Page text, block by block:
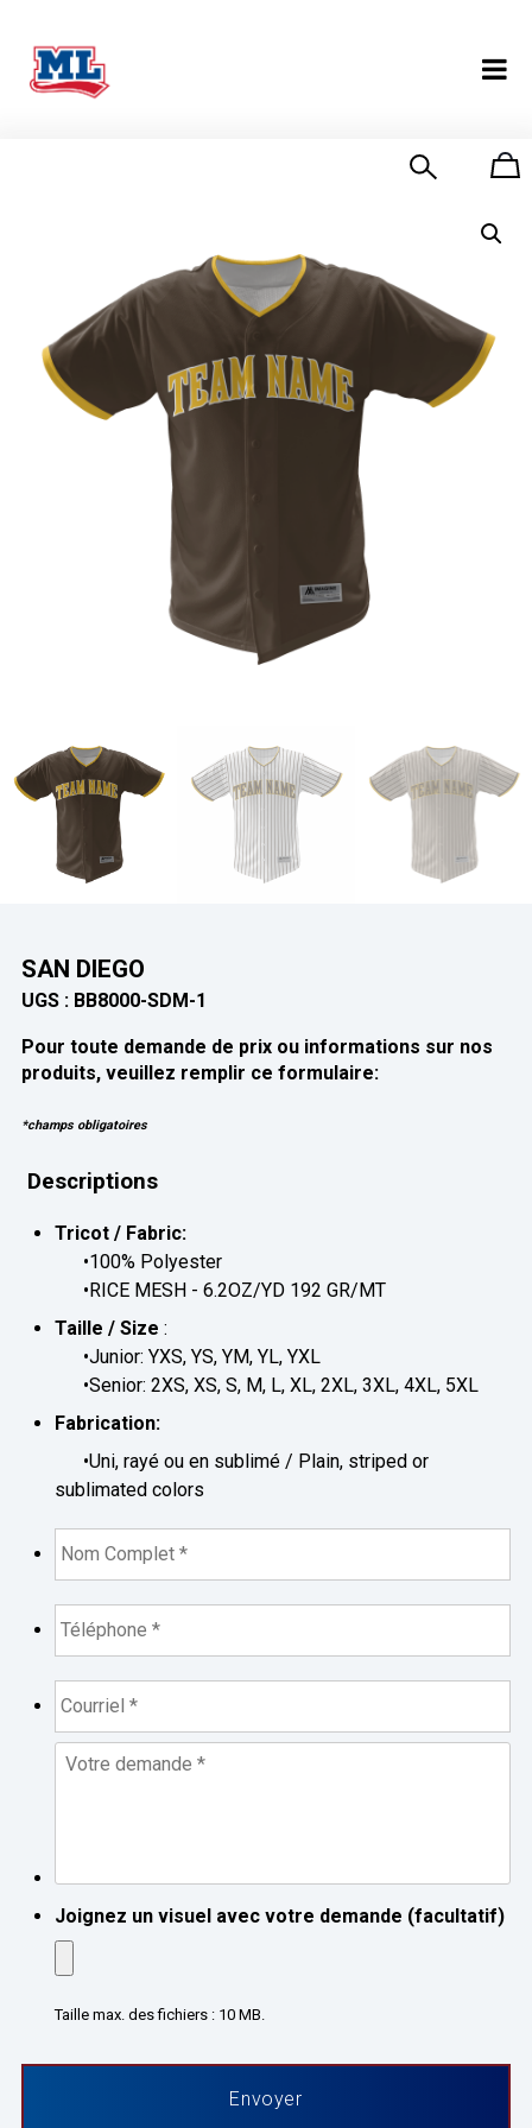
SAN DIEGO
UGS : BB8000-SDM-1
Pour toute demande de prix ou informations sur nos
produits, veuillez remplir ce formulaire:
*champs obligatoires
Descriptions
Tricot / Fabric:
•100% Polyester
•RICE MESH - 6.2OZ/YD 192 GR/MT
Taille / Size :
•Junior: YXS, YS, YM, YL, YXL
•Senior: 2XS, XS, S, M, L, XL, 2XL, 3XL, 4XL, 5XL
Fabrication:
•Uni, rayé ou en sublimé / Plain, striped or
sublimated colors
Nom
complet
Téléphone
* *
Courriel
* *
Votre
demande
Joignez un visuel avec votre demande (facultatif)
Taille max. des fichiers : 10 MB.